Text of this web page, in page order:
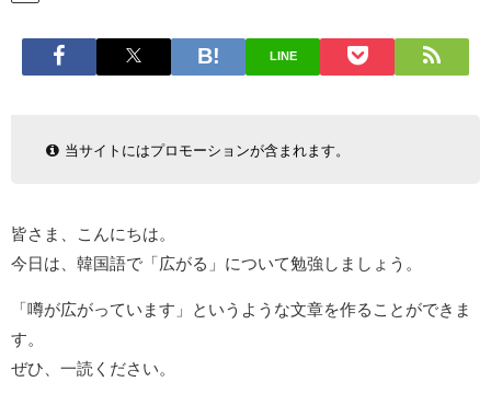
LINE
当サイトにはプロモーションが含まれます。
皆さま、こんにちは。
今日は、韓国語で「広がる」について勉強しましょう。
「噂が広がっています」というような文章を作ることができま
す。
ぜひ、一読ください。